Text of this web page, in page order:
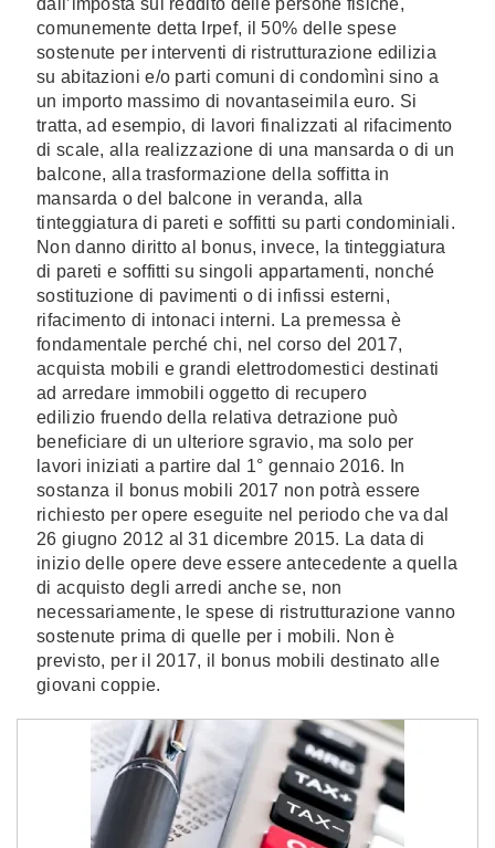
dall’imposta sul reddito delle persone fisiche,
comunemente detta Irpef, il 50% delle spese
sostenute per interventi di ristrutturazione edilizia
su abitazioni e/o parti comuni di condomìni sino a
un importo massimo di novantaseimila euro. Si
tratta, ad esempio, di lavori finalizzati al rifacimento
di scale, alla realizzazione di una mansarda o di un
balcone, alla trasformazione della soffitta in
mansarda o del balcone in veranda, alla
tinteggiatura di pareti e soffitti su parti condominiali.
Non danno diritto al bonus, invece, la tinteggiatura
di pareti e soffitti su singoli appartamenti, nonché
sostituzione di pavimenti o di infissi esterni,
rifacimento di intonaci interni. La premessa è
fondamentale perché chi, nel corso del 2017,
acquista mobili e grandi elettrodomestici destinati
ad arredare immobili oggetto di recupero
edilizio fruendo della relativa detrazione può
beneficiare di un ulteriore sgravio, ma solo per
lavori iniziati a partire dal 1° gennaio 2016. In
sostanza il bonus mobili 2017 non potrà essere
richiesto per opere eseguite nel periodo che va dal
26 giugno 2012 al 31 dicembre 2015. La data di
inizio delle opere deve essere antecedente a quella
di acquisto degli arredi anche se, non
necessariamente, le spese di ristrutturazione vanno
sostenute prima di quelle per i mobili. Non è
previsto, per il 2017, il bonus mobili destinato alle
giovani coppie.